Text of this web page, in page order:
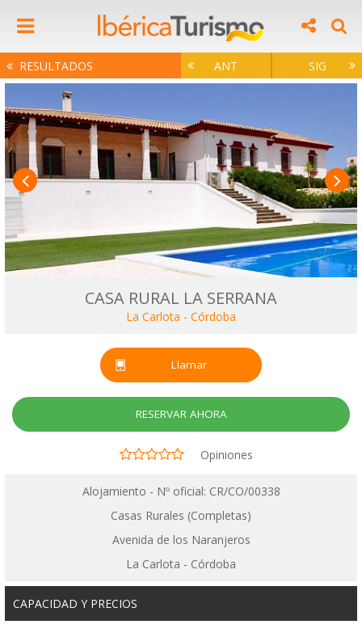
RESULTADOS ANT SIG
CASA RURAL LA SERRANA
La Carlota - Córdoba
Llamar
RESERVAR AHORA
Opiniones
Alojamiento - Nº oficial: CR/CO/00338
Casas Rurales (Completas)
Avenida de los Naranjeros
La Carlota - Córdoba
CAPACIDAD Y PRECIOS